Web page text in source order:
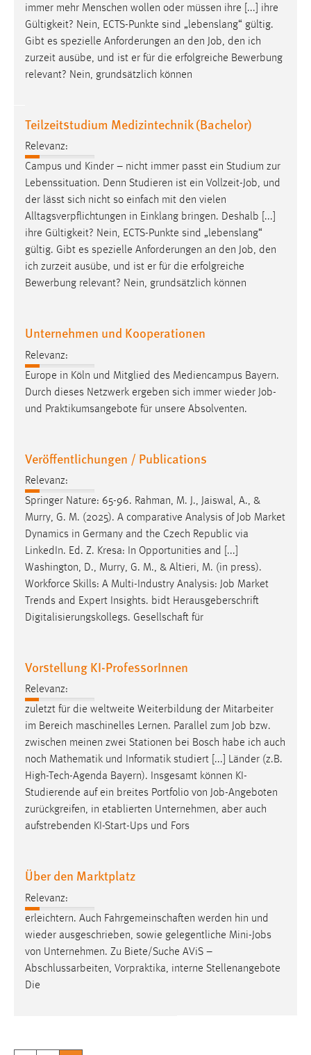
immer mehr Menschen wollen oder müssen ihre [...] ihre
Gültigkeit? Nein, ECTS-Punkte sind „lebenslang“ gültig.
Gibt es spezielle Anforderungen an den Job, den ich
zurzeit ausübe, und ist er für die erfolgreiche Bewerbung
relevant? Nein, grundsätzlich können
Teilzeitstudium Medizintechnik (Bachelor)
Relevanz:
Campus und Kinder – nicht immer passt ein Studium zur
Lebenssituation. Denn Studieren ist ein Vollzeit-Job, und
der lässt sich nicht so einfach mit den vielen
Alltagsverpflichtungen in Einklang bringen. Deshalb [...]
ihre Gültigkeit? Nein, ECTS-Punkte sind „lebenslang“
gültig. Gibt es spezielle Anforderungen an den Job, den
ich zurzeit ausübe, und ist er für die erfolgreiche
Bewerbung relevant? Nein, grundsätzlich können
Unternehmen und Kooperationen
Relevanz:
Europe in Köln und Mitglied des Mediencampus Bayern.
Durch dieses Netzwerk ergeben sich immer wieder Job-
und Praktikumsangebote für unsere Absolventen.
Veröffentlichungen / Publications
Relevanz:
Springer Nature: 65-96. Rahman, M. J., Jaiswal, A., &
Murry, G. M. (2025). A comparative Analysis of Job Market
Dynamics in Germany and the Czech Republic via
LinkedIn. Ed. Z. Kresa: In Opportunities and [...]
Washington, D., Murry, G. M., & Altieri, M. (in press).
Workforce Skills: A Multi-Industry Analysis: Job Market
Trends and Expert Insights. bidt Herausgeberschrift
Digitalisierungskollegs. Gesellschaft für
Vorstellung KI-ProfessorInnen
Relevanz:
zuletzt für die weltweite Weiterbildung der Mitarbeiter
im Bereich maschinelles Lernen. Parallel zum Job bzw.
zwischen meinen zwei Stationen bei Bosch habe ich auch
noch Mathematik und Informatik studiert [...] Länder (z.B.
High-Tech-Agenda Bayern). Insgesamt können KI-
Studierende auf ein breites Portfolio von Job-Angeboten
zurückgreifen, in etablierten Unternehmen, aber auch
aufstrebenden KI-Start-Ups und Fors
Über den Marktplatz
Relevanz:
erleichtern. Auch Fahrgemeinschaften werden hin und
wieder ausgeschrieben, sowie gelegentliche Mini-Jobs
von Unternehmen. Zu Biete/Suche AViS –
Abschlussarbeiten, Vorpraktika, interne Stellenangebote
Die
Cookie Laufzeit:
Max. 13 Monate
Marketing Cookies werden von Drittanbietern
verwendet, um personalisierte Werbung anzuzeigen.
Sie tun dies, indem sie Besucher über Websites
hinweg verfolgen.
Google Ads
Name:
_gcl_au
Anbieter:
Google Ireland Limited
Cookie Laufzeit:
Facebook Pixel
Anbieter:
Zweck:
Conversion-Tracking
Cookie Laufzeit:
3 Monate
Plattformen anzeigen zu können, werden von diesen
YouTube
Vimeo